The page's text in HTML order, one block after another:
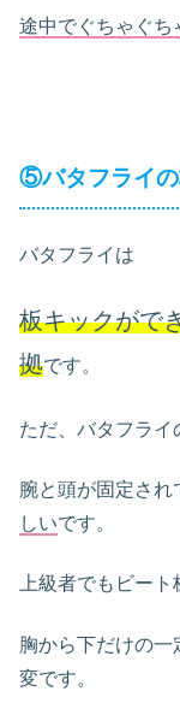
途中でぐちゃぐち
⑤バタフライ
バタフライは
板キックがで
拠です。
ただ、バタフライ
腕と頭が固定され
しいです。
上級者でもビート
胸から下だけの
変です。